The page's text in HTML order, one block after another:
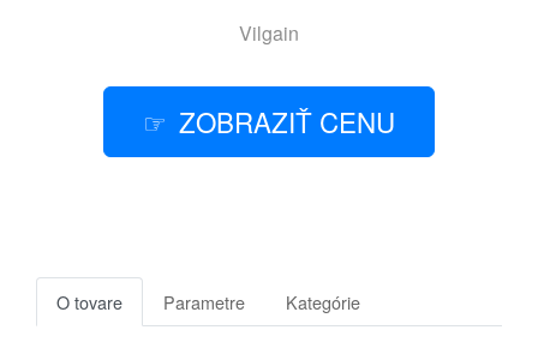
Vilgain
ZOBRAZIŤ CENU
O tovare Parametre Kategórie